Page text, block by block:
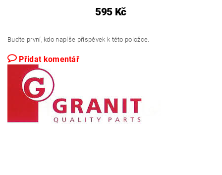
595 Kč
Buďte první, kdo napíše příspěvek k této položce.
Přidat komentář